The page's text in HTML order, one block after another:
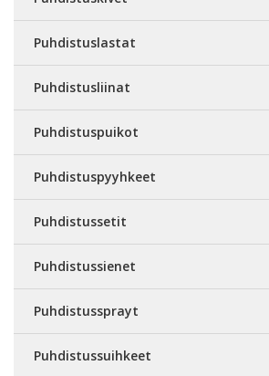
Puhdistuslastat
Puhdistusliinat
Puhdistuspuikot
Puhdistuspyyhkeet
Puhdistussetit
Puhdistussienet
Puhdistussprayt
Puhdistussuihkeet